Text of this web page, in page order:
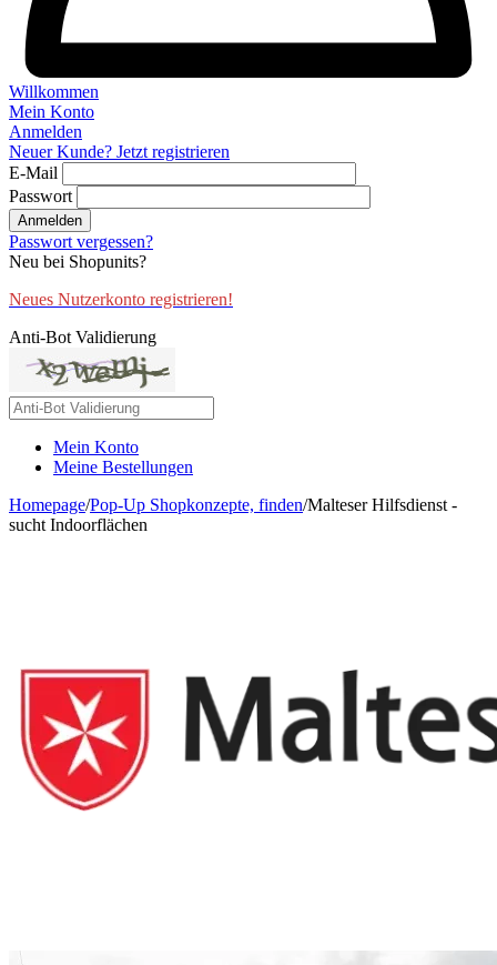
Willkommen
Mein Konto
Anmelden
Neuer Kunde? Jetzt registrieren
E-Mail
Passwort
Anmelden
Passwort vergessen?
Neu bei Shopunits?
Neues Nutzerkonto registrieren!
Anti-Bot Validierung
Mein Konto
Meine Bestellungen
Homepage/Pop-Up Shopkonzepte, finden/Malteser Hilfsdienst -
sucht Indoorflächen